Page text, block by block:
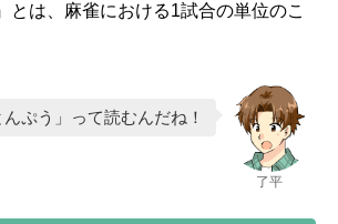
とは、麻雀における1試合の単位のこ
了平
んぷう」って読むんだね！